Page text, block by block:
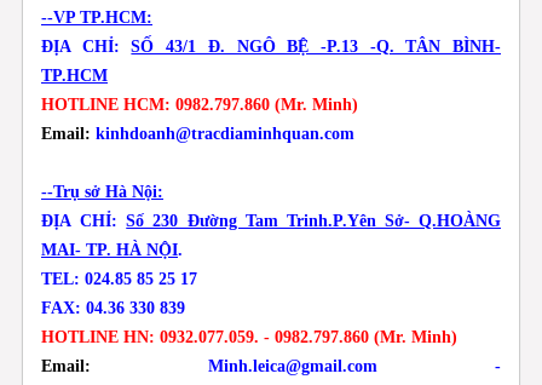
--VP TP.HCM:
ĐỊA CHỈ:SỐ 43/1 Đ. NGÔ BỆ -P.13 -Q. TÂN BÌNH-
TP.HCM
HOTLINE HCM: 0982.797.860 (Mr. Minh)
Email: kinhdoanh@tracdiaminhquan.com
--Trụ sở Hà Nội:
ĐỊA CHỈ:Số 230 Đường Tam Trinh.P.Yên Sở- Q.HOÀNG
MAI- TP. HÀ NỘI.
TEL: 024.85 85 25 17
FAX: 04.36 330 839
HOTLINE HN: 0932.077.059. - 0982.797.860 (Mr. Minh)
Email: Minh.leica@gmail.com -